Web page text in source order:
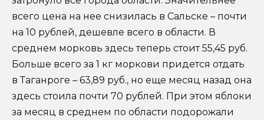
всего цена на нее снизилась в Сальске – почти
на 10 рублей, дешевле всего в области. В
среднем морковь здесь теперь стоит 55,45 руб.
Больше всего за 1 кг моркови придется отдать
в Таганроге – 63,89 руб., но еще месяц назад она
здесь стоила почти 70 рублей. При этом яблоки
за месяц в среднем по области подорожали